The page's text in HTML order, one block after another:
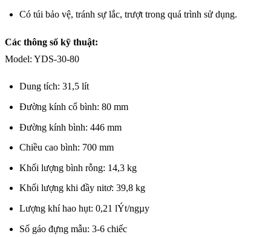
Có túi bảo vệ, tránh sự lắc, trượt trong quá trình sử dụng.
Các thông số kỹ thuật:
Model: YDS-30-80
Dung tích: 31,5 lít
Đường kính cổ bình: 80 mm
Đường kính bình: 446 mm
Chiều cao bình: 700 mm
Khối lượng bình rỗng: 14,3 kg
Khối lượng khi đầy nitơ: 39,8 kg
Lượng khí hao hụt: 0,21 lÝt/ngµy
Số gáo đựng mẫu: 3-6 chiếc